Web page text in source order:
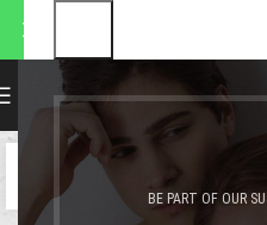
BE PART OF OUR
MENU
θα